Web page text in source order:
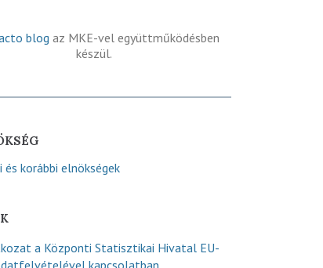
blog az MKE-vel együttműködésben
készül.
és korábbi elnökségek
a Központi Statisztikai Hivatal EU-
kapcsolatban